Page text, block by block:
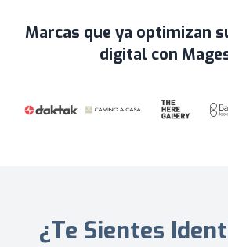
Marcas que ya optimizan
digital con
¿Te Sientes